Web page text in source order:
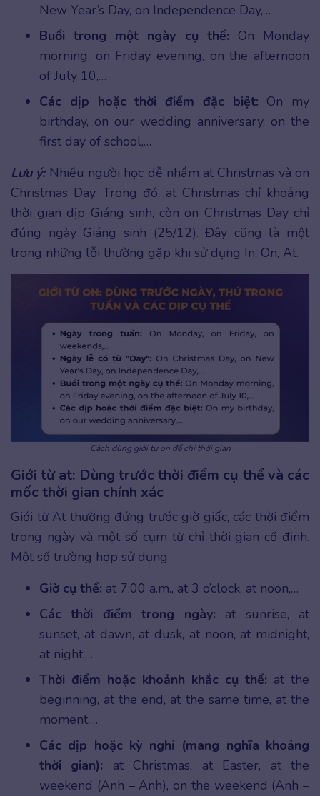
New Year’s Day, on Independence Day,…
Buổi trong một ngày cụ thể: On Monday
morning, on Friday evening, on the afternoon
of July 10,…
Các dịp hoặc thời điểm đặc biệt: On my
birthday, on our wedding anniversary, on the
first day of school,…
Lưu ý: Nhiều người học dễ nhầm at Christmas và on
Christmas Day. Trong đó, at Christmas chỉ khoảng
thời gian dịp Giáng sinh, còn on Christmas Day chỉ
đúng ngày Giáng sinh (25/12). Đây cũng là một
trong những lỗi thường gặp khi sử dụng In, On, At.
Cách dùng giới từ on để chỉ thời gian
Giới từ at: Dùng trước thời điểm cụ thể và các
mốc thời gian chính xác
Giới từ At thường đứng trước giờ giấc, các thời điểm
trong ngày và một số cụm từ chỉ thời gian cố định.
Một số trường hợp sử dụng:
Giờ cụ thể: at 7:00 a.m., at 3 o’clock, at noon,…
Các thời điểm trong ngày: at sunrise, at
sunset, at dawn, at dusk, at noon, at midnight,
at night,…
Thời điểm hoặc khoảnh khắc cụ thể: at the
beginning, at the end, at the same time, at the
moment,…
Các dịp hoặc kỳ nghỉ (mang nghĩa khoảng
thời gian): at Christmas, at Easter, at the
weekend (Anh – Anh), on the weekend (Anh –